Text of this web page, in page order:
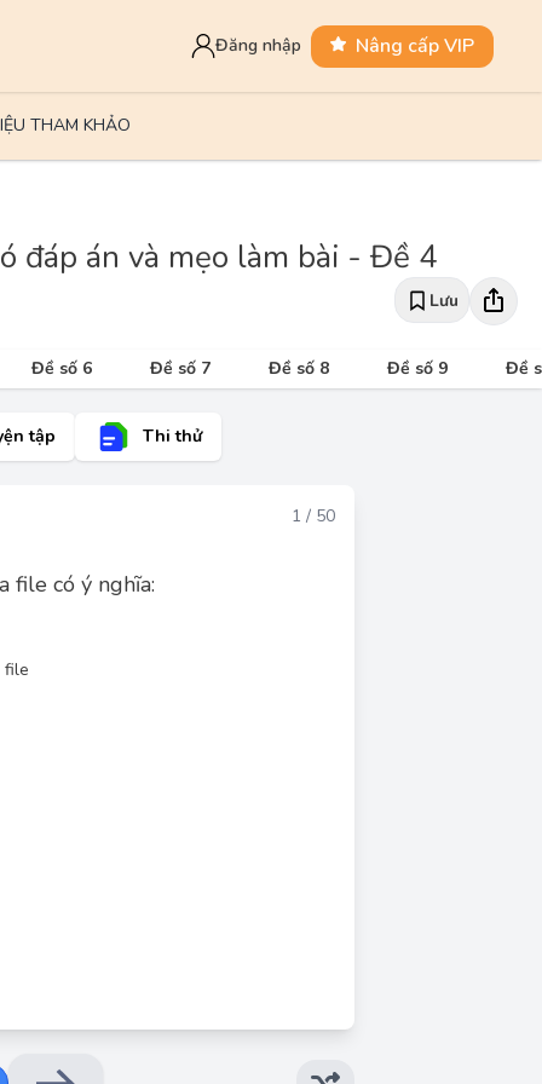
Đăng nhập Nâng cấp VIP
THAM KHẢO
đáp án và mẹo làm bài - Đề 4
Lưu
Đề số 6 Đề số 7 Đề số 8 Đề số 9 Đề
tập Thi thử
1 / 50
file có ý nghĩa:
file
ẩn đi, không hiển thị mặc định trong các